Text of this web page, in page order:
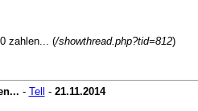
zahlen... (/showthread.php?tid=812)
- Tell - 21.11.2014